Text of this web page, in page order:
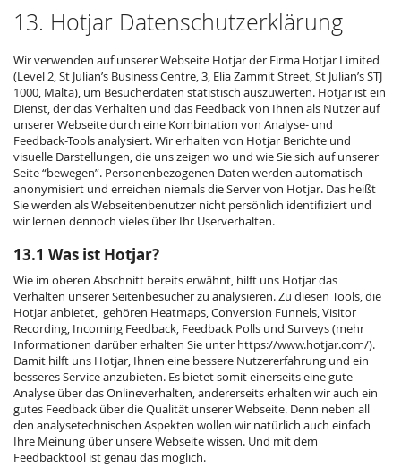
13. Hotjar Datenschutzerklärung
Wir verwenden auf unserer Webseite Hotjar der Firma Hotjar Limited
(Level 2, St Julian’s Business Centre, 3, Elia Zammit Street, St Julian’s STJ
1000, Malta), um Besucherdaten statistisch auszuwerten. Hotjar ist ein
Dienst, der das Verhalten und das Feedback von Ihnen als Nutzer auf
unserer Webseite durch eine Kombination von Analyse- und
Feedback-Tools analysiert. Wir erhalten von Hotjar Berichte und
visuelle Darstellungen, die uns zeigen wo und wie Sie sich auf unserer
Seite “bewegen”. Personenbezogenen Daten werden automatisch
anonymisiert und erreichen niemals die Server von Hotjar. Das heißt
Sie werden als Webseitenbenutzer nicht persönlich identifiziert und
wir lernen dennoch vieles über Ihr Userverhalten.
13.1 Was ist Hotjar?
Wie im oberen Abschnitt bereits erwähnt, hilft uns Hotjar das
Verhalten unserer Seitenbesucher zu analysieren. Zu diesen Tools, die
Hotjar anbietet, gehören Heatmaps, Conversion Funnels, Visitor
Recording, Incoming Feedback, Feedback Polls und Surveys (mehr
Informationen darüber erhalten Sie unter https://www.hotjar.com/).
Damit hilft uns Hotjar, Ihnen eine bessere Nutzererfahrung und ein
besseres Service anzubieten. Es bietet somit einerseits eine gute
Analyse über das Onlineverhalten, andererseits erhalten wir auch ein
gutes Feedback über die Qualität unserer Webseite. Denn neben all
den analysetechnischen Aspekten wollen wir natürlich auch einfach
Ihre Meinung über unsere Webseite wissen. Und mit dem
Feedbacktool ist genau das möglich.